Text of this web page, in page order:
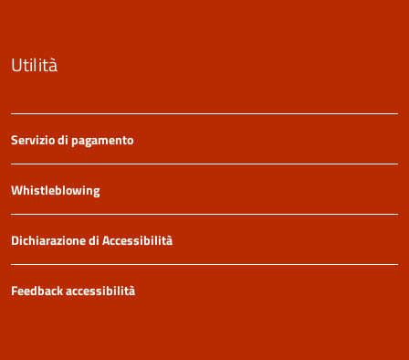
Utilità
Servizio di pagamento
Whistleblowing
Dichiarazione di Accessibilità
Feedback accessibilità